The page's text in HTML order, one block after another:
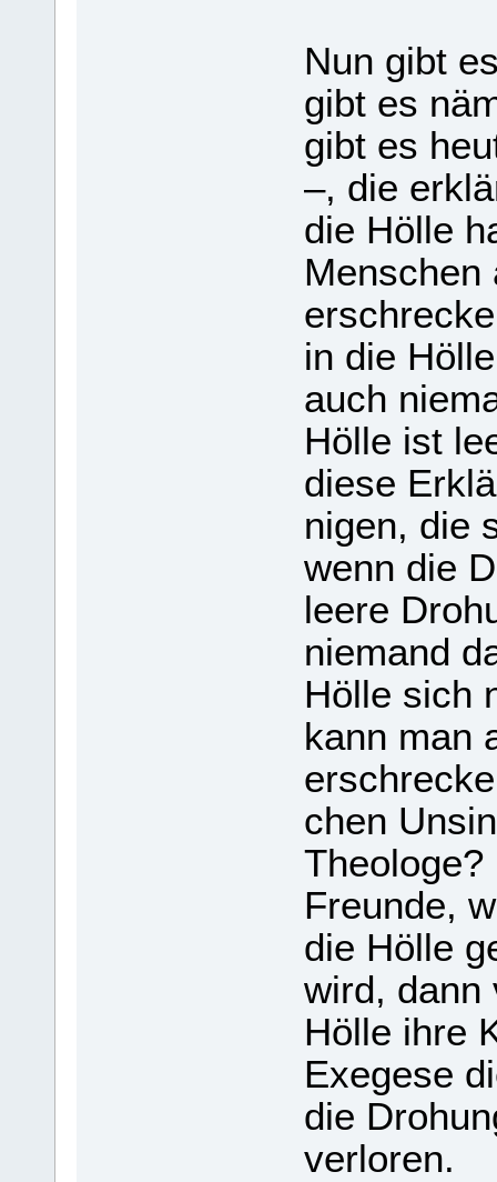
Nun gibt
gibt es
gibt es
–, die
die Hölle
Men­schen
in die
auch
Hölle ist
diese
ni­gen, die
wenn die
leere
nie­mand
Hölle sich
kann man
chen
Freunde,
die Hölle
wird, dann
Hölle ihre
Exegese
die
ver­lo­ren.